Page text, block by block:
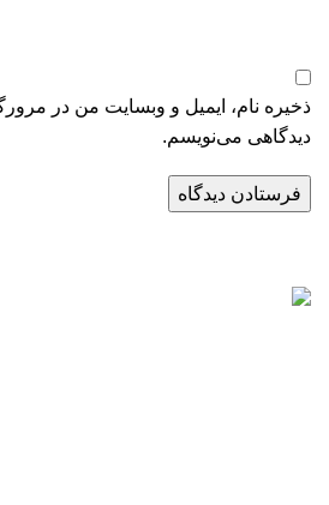
ذخیره نام، ایمیل و وبسایت من در
دیدگاهی می‌نویسم.